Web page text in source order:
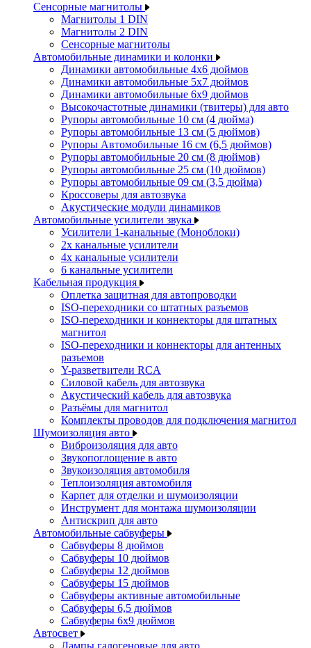
Сенсорные магнитолы
Магнитолы 1 DIN
Магнитолы 2 DIN
Сенсорные магнитолы
Автомобильные динамики и колонки
Динамики автомобильные 4x6 дюймов
Динамики автомобильные 5x7 дюймов
Динамики автомобильные 6x9 дюймов
Высокочастотные динамики (твитеры) для авто
Рупоры автомобильные 10 см (4 дюйма)
Рупоры автомобильные 13 см (5 дюймов)
Рупоры Автомобильные 16 см (6,5 дюймов)
Рупоры автомобильные 20 см (8 дюймов)
Рупоры автомобильные 25 см (10 дюймов)
Рупоры автомобильные 09 см (3,5 дюйма)
Кроссоверы для автозвука
Акустические модули динамиков
Автомобильные усилители звука
Усилители 1-канальные (Моноблоки)
2х канальные усилители
4х канальные усилители
6 канальные усилители
Кабельная продукция
Оплетка защитная для автопроводки
ISO-переходники со штатных разъемов
ISO-переходники и коннекторы для штатных
магнитол
ISO-переходники и коннекторы для антенных
разъемов
Y-разветвители RCA
Силовой кабель для автозвука
Акустический кабель для автозвука
Разъёмы для магнитол
Комплекты проводов для подключения магнитол
Шумоизоляция авто
Виброизоляция для авто
Звукопоглощение в авто
Звукоизоляция автомобиля
Теплоизоляция автомобиля
Карпет для отделки и шумоизоляции
Инструмент для монтажа шумоизоляции
Антискрип для авто
Автомобильные сабвуферы
Сабвуферы 8 дюймов
Сабвуферы 10 дюймов
Сабвуферы 12 дюймов
Сабвуферы 15 дюймов
Сабвуферы активные автомобильные
Сабвуферы 6,5 дюймов
Сабвуферы 6x9 дюймов
Автосвет
Лампы галогеновые для авто